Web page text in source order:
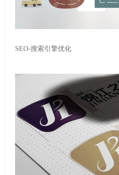
SEO-搜索引擎优化